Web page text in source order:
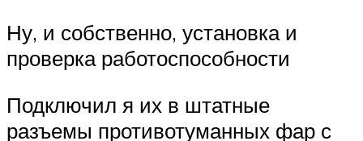
Ну, и собственно, установка и
проверка работоспособности
Подключил я их в штатные
разъемы противотуманных фар с